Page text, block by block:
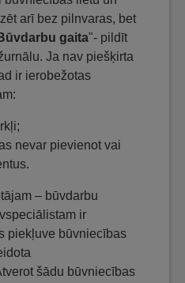
arī bez pilnvaras, bet
gaita"- pildīt
Ja nav piešķirta
ir ierobežotas
nevar pievienot vai
– būvdarbu
ir
piekļuve būvniecības
šādu būvniecības